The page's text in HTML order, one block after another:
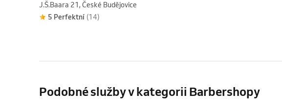
J.Š.Baara 21, České Budějovice
5 Perfektní (14)
Podobné služby v kategorii Barbershopy